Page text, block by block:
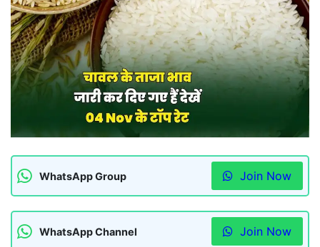
WhatsApp Group Join Now
WhatsApp Channel Join Now